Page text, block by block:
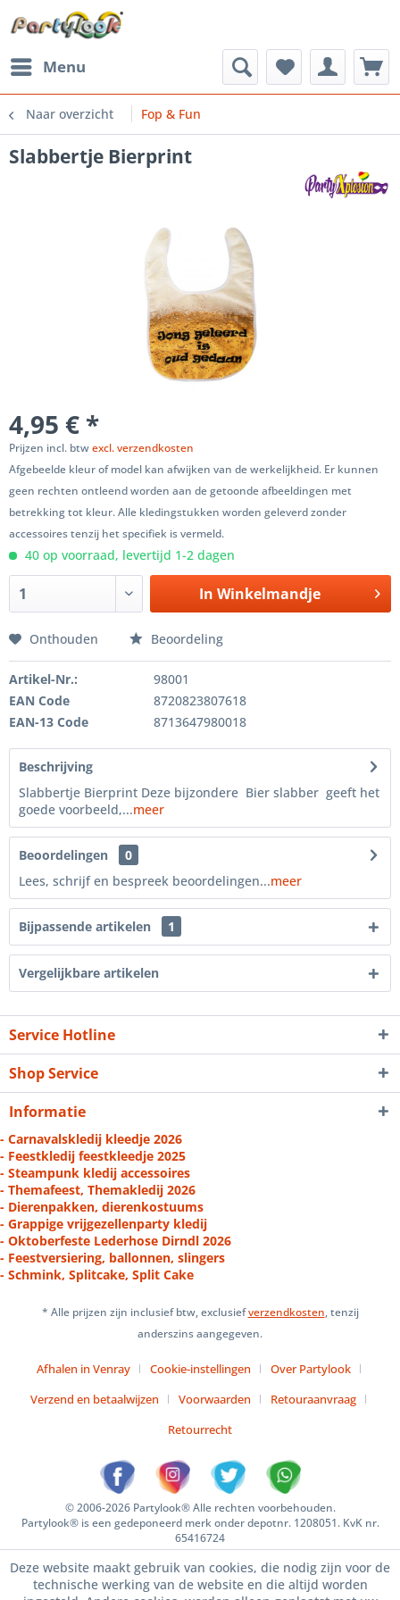
Menu
Naar overzicht Fop & Fun
Slabbertje Bierprint
4,95 € *
Prijzen incl. btwexcl. verzendkosten
Afgebeelde kleur of model kan afwijken van de werkelijkheid. Er kunnen
geen rechten ontleend worden aan de getoonde afbeeldingen met
betrekking tot kleur. Alle kledingstukken worden geleverd zonder
accessoires tenzij het specifiek is vermeld.
40 op voorraad, levertijd 1-2 dagen
In Winkelmandje
Onthouden Beoordeling
Artikel-Nr.:
98001
EAN Code
8720823807618
EAN-13 Code
8713647980018
Beschrijving
Slabbertje Bierprint Deze bijzondere Bier slabber geeft het
goede voorbeeld,...meer
Beoordelingen
0
Lees, schrijf en bespreek beoordelingen...meer
Bijpassende artikelen 1
Vergelijkbare artikelen
Service Hotline
Shop Service
Informatie
- Carnavalskledij kleedje 2026
- Feestkledij feestkleedje 2025
- Steampunk kledij accessoires
- Themafeest, Themakledij 2026
- Dierenpakken, dierenkostuums
- Grappige vrijgezellenparty kledij
- Oktoberfeste Lederhose Dirndl 2026
- Feestversiering, ballonnen, slingers
- Schmink, Splitcake, Split Cake
* Alle prijzen zijn inclusief btw, exclusiefverzendkosten, tenzij
anderszins aangegeven.
Afhalen in Venray Cookie-instellingen
Over Partylook
Verzend en betaalwijzen
Voorwaarden
Retouraanvraag
Retourrecht
© 2006-2026 Partylook® Alle rechten voorbehouden.
Partylook® is een gedeponeerd merk onder depotnr. 1208051. KvK nr.
65416724
Deze website maakt gebruik van cookies, die nodig zijn voor de
technische werking van de website en die altijd worden